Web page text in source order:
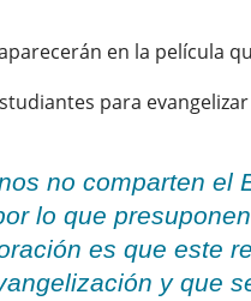
en la película
para
no comparten el
lo que
es que este
y que